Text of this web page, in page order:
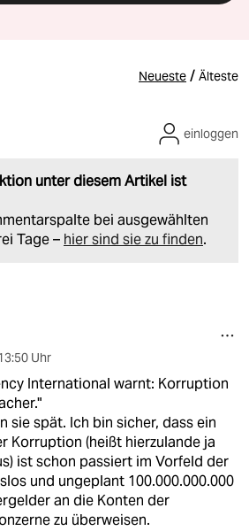
Neueste / Älteste
unter diesem Artikel ist
bei ausgewählten
Tage – hier sind sie zu finden.
einloggen
Uhr
International warnt: Korruption
sie spät. Ich bin sicher, dass ein
Korruption (heißt hierzulande ja
ist schon passiert im Vorfeld der
und ungeplant 100.000.000.000
an die Konten der
zu überweisen.